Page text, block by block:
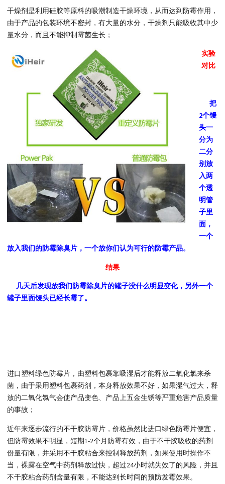
干燥剂是利用硅胶等原料的吸潮制造干燥环境，从而达到防霉作用，
由于产品的包装环境不密封，有大量的水分，干燥剂只能吸收其中少
量水分，而且不能抑制霉菌生长；
实验
对比
把
2个馒
头一
分为
二分
别放
入两
个透
明管
子里
面，
一个
放入我们的防霉除臭片，一个放你们认为可行的防霉产品。
结果
几天后发现放我们防霉除臭片的罐子没什么明显变化，另外一个
罐子里面馒头已经长霉了。
进口塑料绿色防霉片，由塑料包裹靠吸湿后才能释放二氧化氯来杀
菌，由于采用塑料包裹药剂，本身释放效果不好，如果湿气过大，释
放的二氧化氯气会使产品变色、产品上五金生锈等严重危害产品质量
的事故；
近年来逐步流行的不干胶防霉片，价格虽然比进口绿色防霉片便宜，
但防霉效果不明显，短期1-2个月防霉有效，由于不干胶吸收的药剂
份量有限，并采用不干胶粘合来控制释放药剂，如果使用时操作不
当，裸露在空气中药剂释放过快，超过24小时就失效了的风险，并且
不干胶粘合药剂含量有限，不能达到长时间的预防发霉效果。